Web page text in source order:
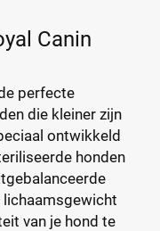
Canin
perfecte
die kleiner zijn
ontwikkeld
honden
van je hond te